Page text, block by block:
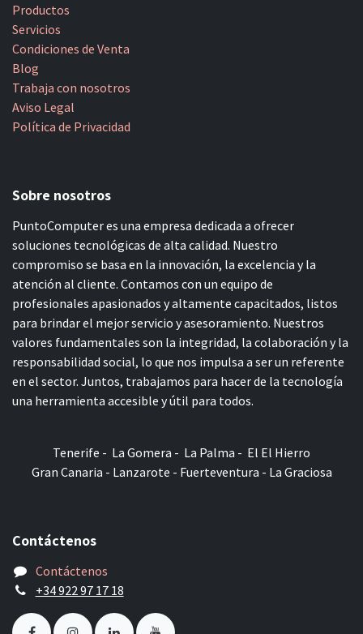
Productos
Servicios
Condiciones de Venta
Blog
Trabaja con nosotros
Aviso Legal
Política de Privacidad
Sobre nosotros
PuntoComputer es una empresa dedicada a ofrecer
soluciones tecnológicas de alta calidad. Nuestro
compromiso se basa en la innovación, la excelencia y la
atención al cliente. Contamos con un equipo de
profesionales apasionados y altamente capacitados, listos
para brindar el mejor servicio y asesoramiento. Nuestros
valores fundamentales son la integridad, la colaboración y la
responsabilidad social, lo que nos impulsa a ser un referente
en el sector. Juntos, trabajamos para hacer de la tecnología
una herramienta accesible y útil para todos.
Tenerife - La Gomera - La Palma - El El Hierro
Gran Canaria - Lanzarote - Fuerteventura - La Graciosa
Contáctenos
Contáctenos
+34 922 97 17 18